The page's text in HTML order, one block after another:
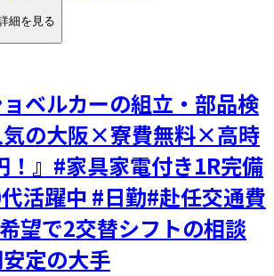
細を見る
ョベルカーの組立・部品検
気の大阪×寮費無料×高時
！』#家具家電付き1R完備
活躍中 #日勤#赴任交通費
望で2交替シフトの相談
定の大手